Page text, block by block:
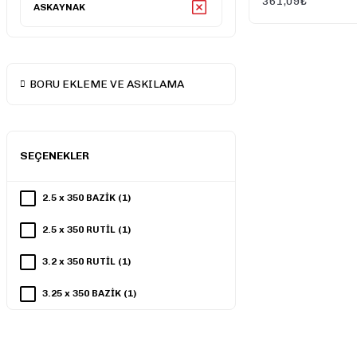
ASKAYNAK
BORU EKLEME VE ASKILAMA
SEÇENEKLER
2.5 x 350 BAZİK (1)
2.5 x 350 RUTİL (1)
3.2 x 350 RUTİL (1)
3.25 x 350 BAZİK (1)